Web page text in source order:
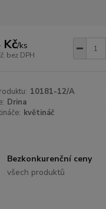
Kč/ks
bez DPH
10181-12/A
Drina
květináč
Bezkonkurenční ceny
všech produktů